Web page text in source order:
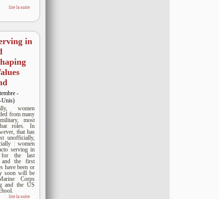
lire la suite
in
-
Unis)
women
from many
most
roles. In
that has
unofficially,
: women
serving in
for the last
and the first
have been or
soon will be
Corps
and the US
lire la suite